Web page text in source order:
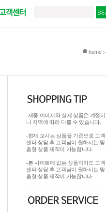
현재 위치
home >
-제품 이미지와 실제 상품은 계절이
나 지역에 따라 다를 수 있습니다.
-현재 보시는 상품을 기준으로 고객
센터 상담 후 고객님이 원하시는 맞
춤형 상품 제작이 가능합니다.
-본 사이트에 없는 상품이라도 고객
센터 상담 후 고객님이 원하시는 맞
춤형 상품 제작이 가능합니다.